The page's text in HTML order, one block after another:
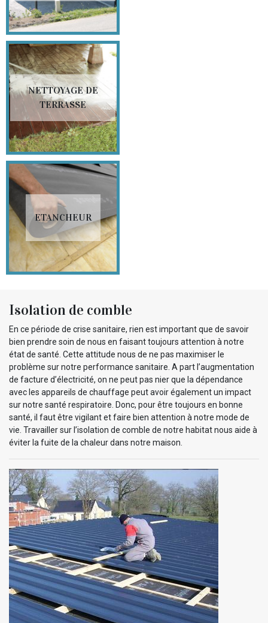
NETTOYAGE DE
TERRASSE
ETANCHEUR
Isolation de comble
En ce période de crise sanitaire, rien est important que de savoir
bien prendre soin de nous en faisant toujours attention à notre
état de santé. Cette attitude nous de ne pas maximiser le
problème sur notre performance sanitaire. A part l’augmentation
de facture d’électricité, on ne peut pas nier que la dépendance
avec les appareils de chauffage peut avoir également un impact
sur notre santé respiratoire. Donc, pour être toujours en bonne
santé, il faut être vigilant et faire bien attention à notre mode de
vie. Travailler sur l’isolation de comble de notre habitat nous aide à
éviter la fuite de la chaleur dans notre maison.